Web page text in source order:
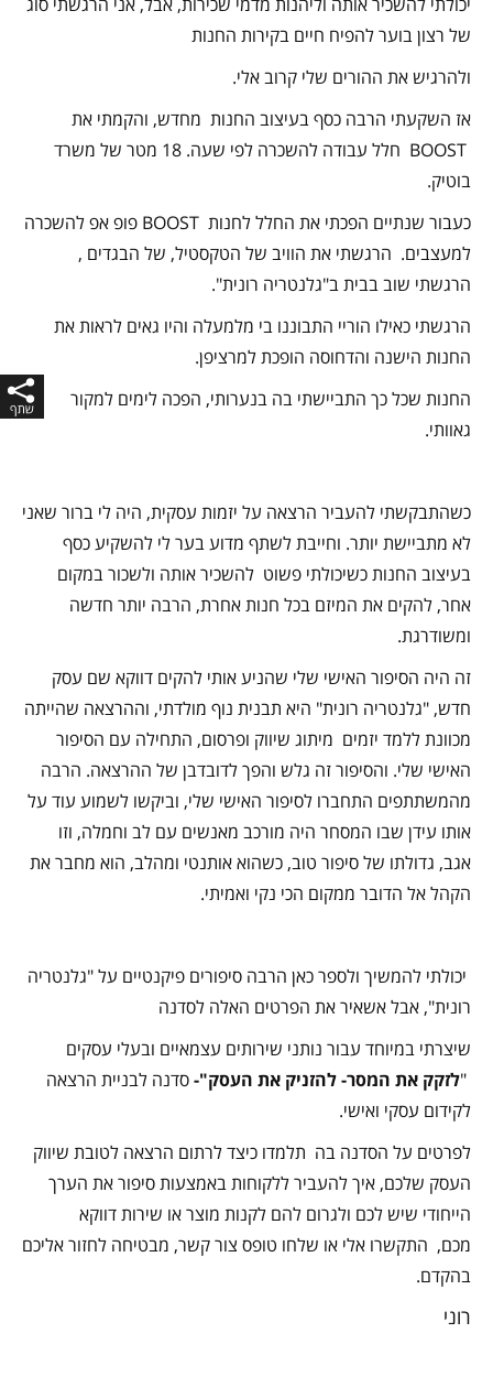
של רצון בוער להפיח חיים בקירות החנות
ולהרגיש את ההורים שלי קרוב אלי.
אז השקעתי הרבה כסף בעיצוב החנות מחדש, והקמתי את
18 מטר של משרד
בוטיק.
כעבור שנתיים הפכתי את החלל לחנות BOOST פופ אפ להשכרה
למעצבים. הרגשתי את הוויב של הטקסטיל, של הבגדים ,
הרגשתי שוב בבית ב"גלנטריה רונית".
הרגשתי כאילו הוריי התבוננו בי מלמעלה והיו גאים לראות את
החנות הישנה והדחוסה הופכת למרציפן.
החנות שכל כך התביישתי בה בנערותי, הפכה לימים למקור
גאוותי.
כשהתבקשתי להעביר הרצאה על יזמות עסקית, היה לי ברור שאני
לא מתביישת יותר. וחייבת לשתף מדוע בער לי להשקיע כסף
בעיצוב החנותכשיכולתי פשוט להשכיר אותה ולשכור במקום
אחר, להקים את המיזם בכל חנות אחרת, הרבה יותר חדשה
ומשודרגת.
זה היה הסיפור האישי שלי שהניע אותי להקים דווקא שם עסק
חדש, "גלנטריה רונית" היא תבנית נוף מולדתי, וההרצאה שהייתה
מכוונת ללמד יזמים מיתוג שיווק ופרסום, התחילה עם הסיפור
האישי שלי. והסיפור זה גלש והפך לדובדבן של ההרצאה. הרבה
מהמשתתפים התחברו לסיפור האישי שלי, וביקשו לשמוע עוד על
אותו עידן שבו המסחר היה מורכב מאנשים עם לב וחמלה, וזו
אגב, גדולתו של סיפור טוב, כשהוא אותנטי ומהלב, הוא מחבר את
הקהל אל הדובר ממקום הכי נקי ואמיתי.
יכולתי להמשיך ולספר כאן הרבה סיפורים פיקנטיים על "גלנטריה
רונית", אבל אשאיר את הפרטים האלה לסדנה
שיצרתי במיוחד עבור נותני שירותים עצמאיים ובעלי עסקים
"לזקק את המסר- להזניק את העסק"-סדנה לבניית הרצאה
לקידום עסקי ואישי.
לפרטים על הסדנה בה תלמדו כיצד לרתום הרצאה לטובת שיווק
העסק שלכם, איך להעביר ללקוחות באמצעות סיפור את הערך
הייחודי שיש לכם ולגרום להם לקנות מוצר או שירות דווקא
מכם, התקשרו אלי או שלחו טופס צור קשר, מבטיחה לחזור אליכם
בהקדם.
רוני